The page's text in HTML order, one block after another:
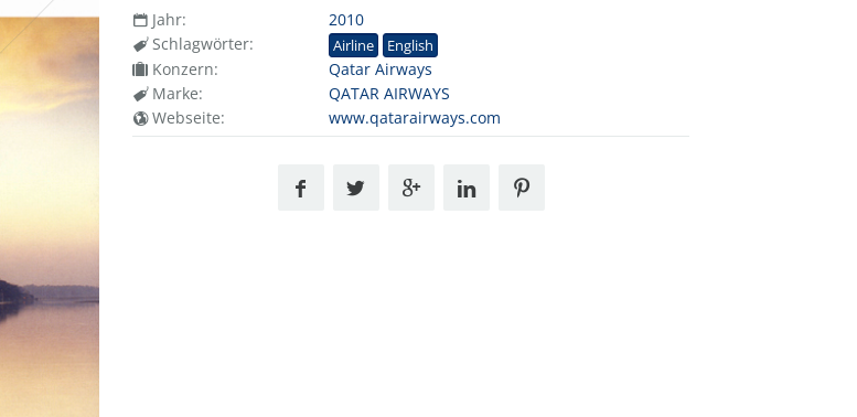
Jahr:
2010
Schlagwörter:
Airline English
Konzern:
Qatar Airways
Marke:
QATAR AIRWAYS
Webseite:
www.qatarairways.com